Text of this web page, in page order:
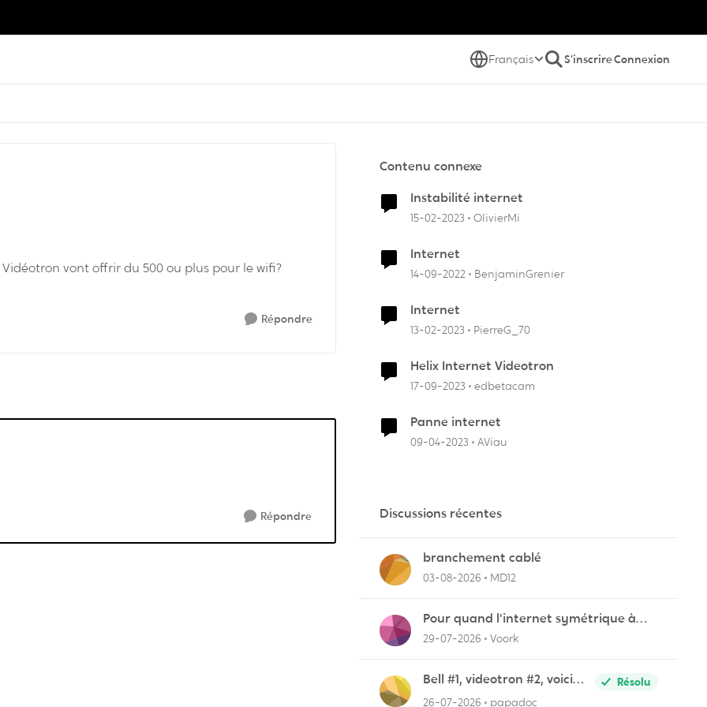
Français S'inscrireConnexion
vont offrir du 500 ou plus pour le wifi?
Répondre
Répondre
Contenu connexe
Instabilité internet
15-02-2023 OlivierMi
Internet
14-09-2022 BenjaminGrenier
Internet
13-02-2023 PierreG_70
Helix Internet Videotron
17-09-2023 edbetacam
Panne internet
09-04-2023 AViau
Discussions récentes
branchement cablé
03-08-2026 MD12
Pour quand l'internet symétrique à
Lévis?
29-07-2026 Voork
Bell #1, videotron #2, voici
pourquoi
Résolu
26-07-2026
papadoc